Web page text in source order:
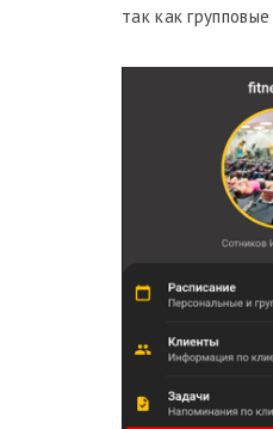
так как